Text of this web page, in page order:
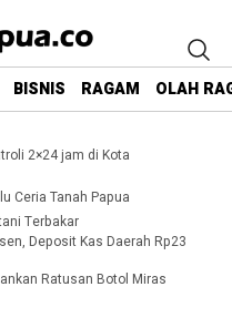
BISNIS RAGAM OLAH
2×24 jam di Kota
Ceria Tanah Papua
Terbakar
Deposit Kas Daerah Rp23
Ratusan Botol Miras